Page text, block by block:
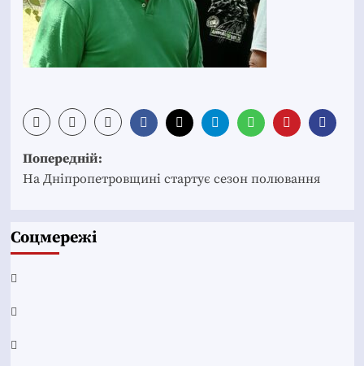
Post
navigation
Попередній:
На Дніпропетровщині стартує сезон полювання
Соцмережі
Facebook
YouTube
Telegram